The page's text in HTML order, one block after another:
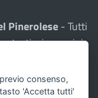
Pinerolese- Tutti
testi e immagini
UTENTI CON
italiana ad Alta
consenso,
'Accetta tutti'